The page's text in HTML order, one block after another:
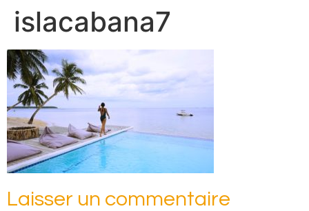
islacabana7
Laisser un commentaire